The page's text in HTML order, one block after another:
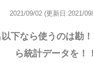
2021/09/02 (更新日:2021/
下なら使うのは勘
ら統計データを！！